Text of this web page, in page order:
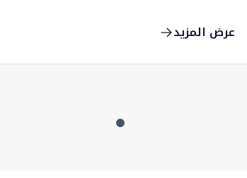
عرض المزيد